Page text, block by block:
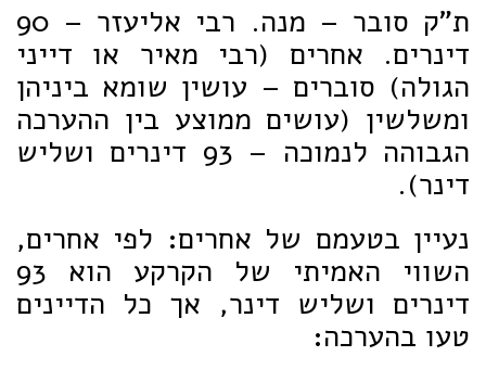
ת"ק סובר – מנה. רבי אליעזר – 90
דינרים. אחרים (רבי מאיר או דייני
הגולה) סוברים – עושין שומא ביניהן
ומשלשין (עושים ממוצע בין ההערכה
הגבוהה לנמוכה – 93 דינרים ושליש
דינר).
נעיין בטעמם של אחרים: לפי אחרים,
השווי האמיתי של הקרקע הוא 93
דינרים ושליש דינר, אך כל הדיינים
טעו בהערכה: